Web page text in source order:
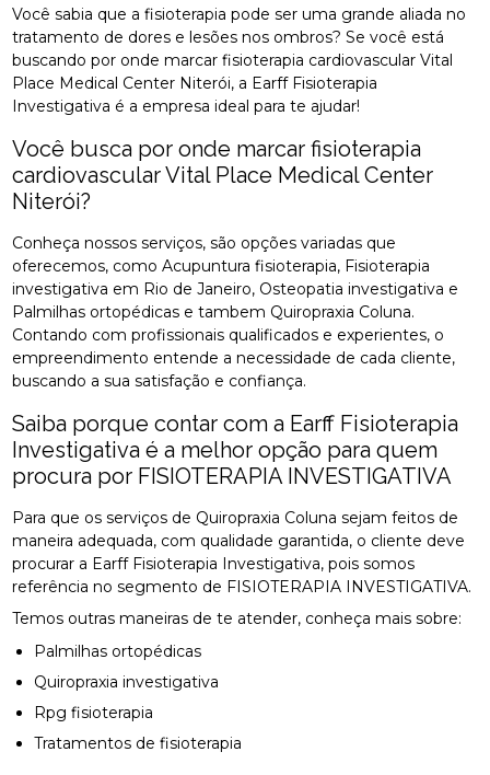
Você sabia que a fisioterapia pode ser uma grande aliada no
tratamento de dores e lesões nos ombros? Se você está
buscando por onde marcar fisioterapia cardiovascular Vital
Place Medical Center Niterói, a Earff Fisioterapia
Investigativa é a empresa ideal para te ajudar!
Você busca por onde marcar fisioterapia
cardiovascular Vital Place Medical Center
Niterói?
Conheça nossos serviços, são opções variadas que
oferecemos, como Acupuntura fisioterapia, Fisioterapia
investigativa em Rio de Janeiro, Osteopatia investigativa e
Palmilhas ortopédicas e tambem Quiropraxia Coluna.
Contando com profissionais qualificados e experientes, o
empreendimento entende a necessidade de cada cliente,
buscando a sua satisfação e confiança.
Saiba porque contar com a Earff Fisioterapia
Investigativa é a melhor opção para quem
procura por FISIOTERAPIA INVESTIGATIVA
Para que os serviços de Quiropraxia Coluna sejam feitos de
maneira adequada, com qualidade garantida, o cliente deve
procurar a Earff Fisioterapia Investigativa, pois somos
referência no segmento de FISIOTERAPIA INVESTIGATIVA.
Temos outras maneiras de te atender, conheça mais sobre:
Palmilhas ortopédicas
Quiropraxia investigativa
Rpg fisioterapia
Tratamentos de fisioterapia